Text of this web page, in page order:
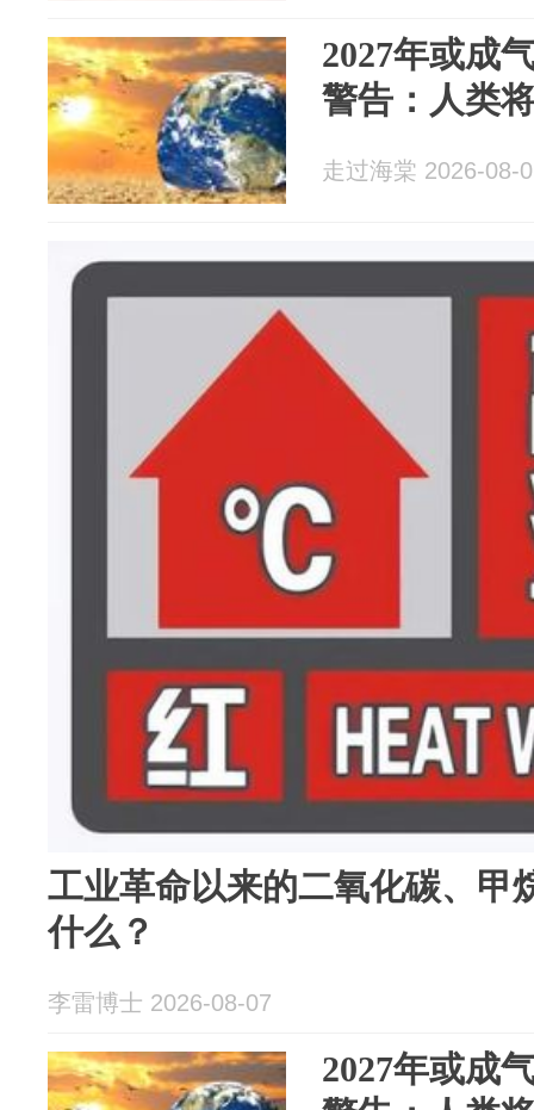
2027年或成
警告：人类
走过海棠 2026-08-
工业革命以来的二氧化碳、甲
什么？
李雷博士 2026-08-07
2027年或成